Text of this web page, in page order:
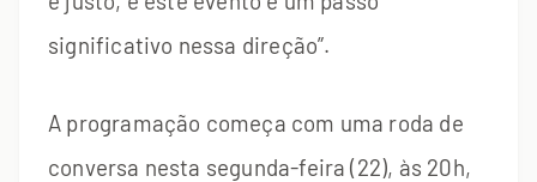
significativo nessa direção”.
A programação começa com uma roda de
conversa nesta segunda-feira (22), às 20h,